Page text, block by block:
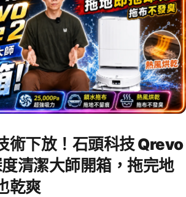
術下放！石頭科技 Qrevo
清潔大師開箱，拖完地
乾爽